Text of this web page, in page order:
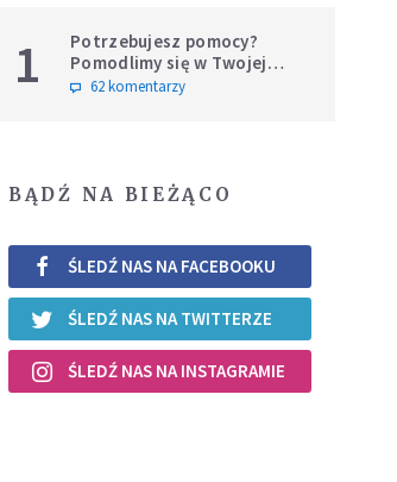
1
Potrzebujesz pomocy?
Pomodlimy się w Twojej
intencji
62 komentarzy
BĄDŹ NA BIEŻĄCO
ŚLEDŹ NAS NA FACEBOOKU
ŚLEDŹ NAS NA TWITTERZE
ŚLEDŹ NAS NA INSTAGRAMIE